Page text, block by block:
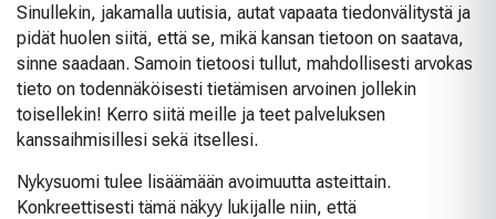
Sinullekin, jakamalla uutisia, autat vapaata tiedonvälitystä ja
pidät huolen siitä, että se, mikä kansan tietoon on saatava,
sinne saadaan. Samoin tietoosi tullut, mahdollisesti arvokas
tieto on todennäköisesti tietämisen arvoinen jollekin
toisellekin! Kerro siitä meille ja teet palveluksen
kanssaihmisillesi sekä itsellesi.
Nykysuomi tulee lisäämään avoimuutta asteittain.
Konkreettisesti tämä näkyy lukijalle niin, että